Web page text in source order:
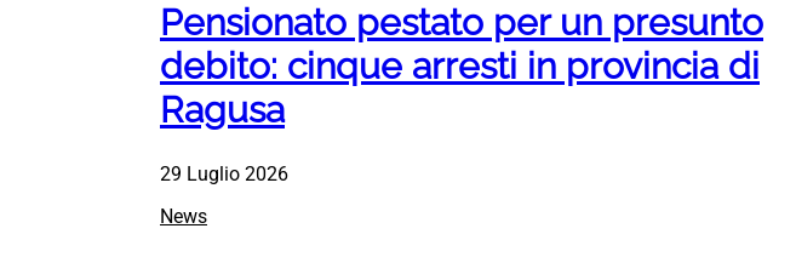
Pensionato pestato per un presunto
debito: cinque arresti in provincia di
Ragusa
29 Luglio 2026
News